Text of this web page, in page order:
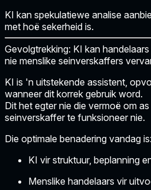
KI kan spekulatiewe analise
met hoë sekerheid is.
Gevolgtrekking: KI kan
nie menslike seinverskaffers
KI is 'n uitstekende assistent,
wanneer dit korrek gebruik word.
Dit het egter nie die vermoë om
seinverskaffer te funksioneer nie.
Die optimale benadering vandag is:
KI vir struktuur, beplanning
Menslike handelaars vir